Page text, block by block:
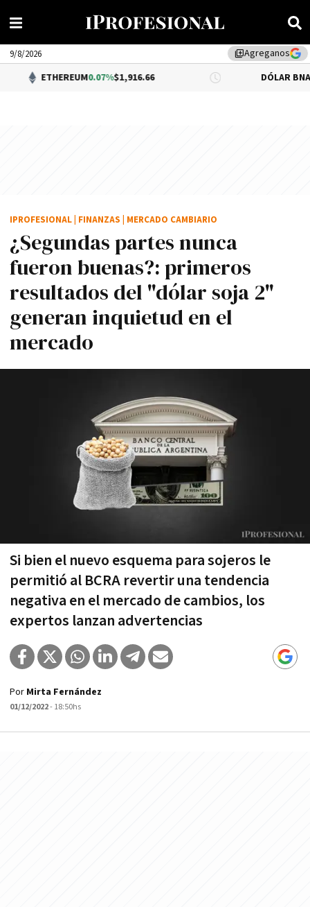
library_addAgreganos
9/8/2026
0.07%$1,916.66 DÓLAR BNA $1,520.00
¿Segundas partes nunca
fueron buenas?: primeros
resultados del "dólar soja 2"
generan inquietud en el
mercado
Si bien el nuevo esquema para sojeros le
permitió al BCRA revertir una tendencia
negativa en el mercado de cambios, los
expertos lanzan advertencias
IPROFESIONAL FINANZAS MERCADO CAMBIARIO
Por Mirta Fernández
01/12/2022- 18:50hs